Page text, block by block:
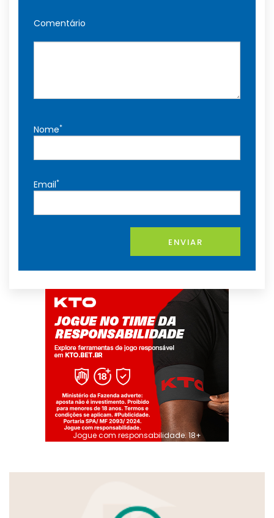
Comentário
Nome*
Email*
ENVIAR
Jogue com responsabilidade. 18+